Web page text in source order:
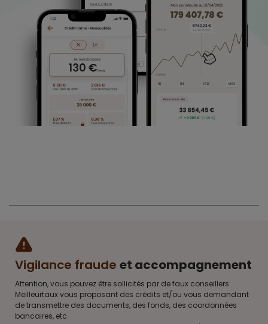
Vigilance fraude et accompagnement
Attention, vous pouvez être sollicités par de faux conseillers
Meilleurtaux vous proposant des crédits et/ou vous demandant
de transmettre des documents, des fonds, des coordonnées
bancaires, etc.